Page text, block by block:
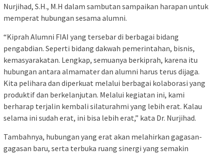
Nurjihad, S.H., M.H dalam sambutan sampaikan harapan untuk
memperat hubungan sesama alumni.
“Kiprah Alumni FIAI yang tersebar di berbagai bidang
pengabdian. Seperti bidang dakwah pemerintahan, bisnis,
kemasyarakatan. Lengkap, semuanya berkiprah, karena itu
hubungan antara almamater dan alumni harus terus dijaga.
Kita pelihara dan diperkuat melalui berbagai kolaborasi yang
produktif dan berkelanjutan. Melalui kegiatan ini, kami
berharap terjalin kembali silaturahmi yang lebih erat. Kalau
selama ini sudah erat, ini bisa lebih erat,” kata Dr. Nurjihad.
Tambahnya, hubungan yang erat akan melahirkan gagasan-
gagasan baru, serta terbuka ruang sinergi yang semakin